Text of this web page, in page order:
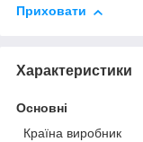
Приховати
Характеристики
Основні
Країна виробник